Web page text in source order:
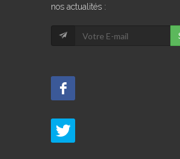
nos actualités :